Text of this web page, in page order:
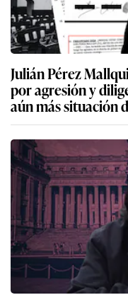
Julián Pérez
por agresión y
aún más situación